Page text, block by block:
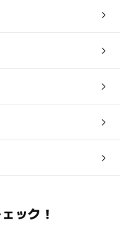
ック！